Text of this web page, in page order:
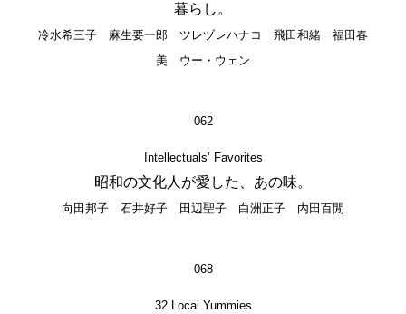
暮らし。
冷水希三子 麻生要一郎 ツレヅレハナコ 飛田和緒 福田春
美 ウー・ウェン
062
Intellectuals’ Favorites
昭和の文化人が愛した、あの味。
向田邦子 石井好子 田辺聖子 白洲正子 内田百閒
068
32 Local Yummies